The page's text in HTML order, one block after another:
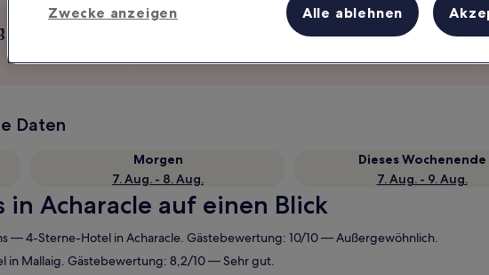
Verdiene Prämien für jede
Daten
Morgen
7. Aug. - 8. Aug.
Dieses Wochenende
7. Aug. - 9. Aug.
in Acharacle auf einen Blick
— 4-Sterne-Hotel in Acharacle. Gästebewertung: 10/10 — Außergewöhnlich.
in Mallaig. Gästebewertung: 8,2/10 — Sehr gut.
Zwecke anzeigen Alle ablehnen